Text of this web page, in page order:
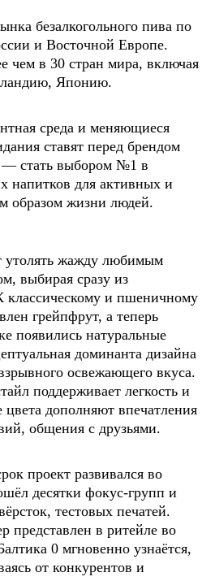
безалкогольного пива по
и Восточной Европе.
чем в 30 стран мира, включая
Японию.
среда и меняющиеся
ставят перед брендом
— стать выбором №1 в
напитков для активных и
образом жизни людей.
утолять жажду любимым
выбирая сразу из
классическому и пшеничному
грейпфрут, а теперь
появились натуральные
доминанта дизайна
освежающего вкуса.
поддерживает легкость и
цвета дополняют впечатления
общения с друзьями.
проект развивался во
десятки фокус-групп и
тестовых печатей.
представлен в ритейле во
0 мгновенно узнаётся,
от конкурентов и